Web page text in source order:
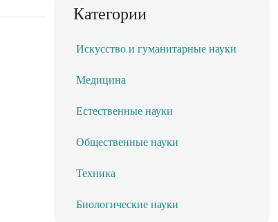
Категории
Искусство и гуманитарные науки
Медицина
Естественные науки
Общественные науки
Техника
Биологические науки